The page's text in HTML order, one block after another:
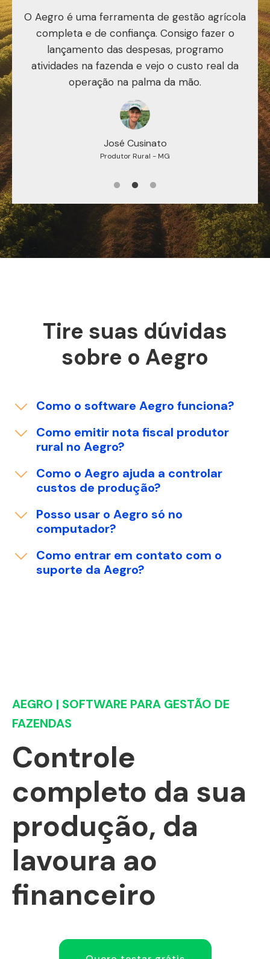
O Aegro é uma ferramenta de gestão agrícola
completa e de confiança. Consigo fazer o
lançamento das despesas, programo
atividades na fazenda e vejo o custo real da
operação na palma da mão.
José Cusinato
Produtor Rural - MG
Tire suas dúvidas
sobre o Aegro
Como o software Aegro funciona?
Como emitir nota fiscal produtor
rural no Aegro?
Como o Aegro ajuda a controlar
custos de produção?
Posso usar o Aegro só no
computador?
Como entrar em contato com o
suporte da Aegro?
AEGRO | SOFTWARE PARA GESTÃO DE
FAZENDAS
Controle
completo da sua
produção, da
lavoura ao
financeiro